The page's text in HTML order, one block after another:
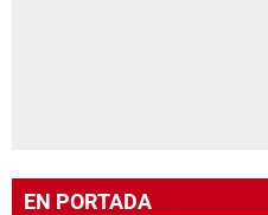
EN PORTADA